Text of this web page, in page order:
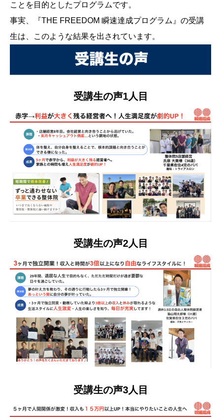
ことを目的としたプログラムです。
事実、『THE FREEDOM 瞬速達成プログラム』の受講
生は、このような結果を出されています。
受講生の声1人目
受講生の声2人目
受講生の声3人目